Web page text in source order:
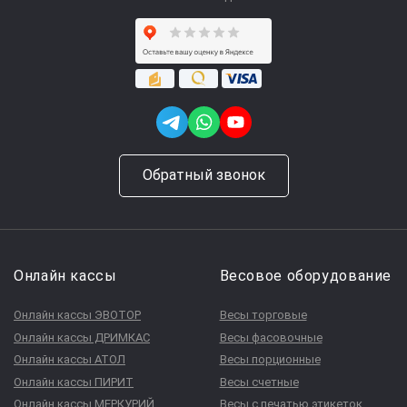
Обратный звонок
Онлайн кассы
Онлайн кассы ЭВОТОР
Онлайн кассы ДРИМКАС
Онлайн кассы АТОЛ
Онлайн кассы ПИРИТ
Онлайн кассы МЕРКУРИЙ
Весовое оборудование
Весы торговые
Весы фасовочные
Весы порционные
Весы счетные
Весы с печатью этикеток